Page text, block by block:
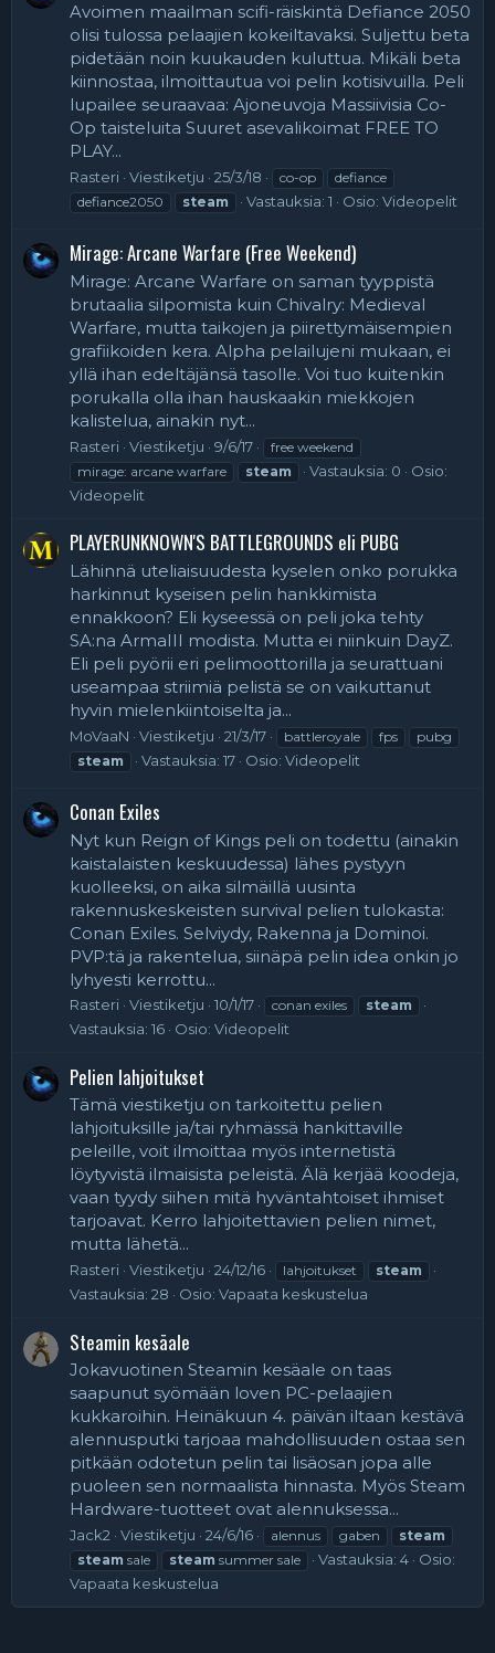
Avoimen maailman scifi-räiskintä Defiance 2050
olisi tulossa pelaajien kokeiltavaksi. Suljettu beta
pidetään noin kuukauden kuluttua. Mikäli beta
kiinnostaa, ilmoittautua voi pelin kotisivuilla. Peli
lupailee seuraavaa: Ajoneuvoja Massiivisia Co-
Op taisteluita Suuret asevalikoimat FREE TO
PLAY...
Rasteri Viestiketju 25/3/18 co-op
defiance
defiance2050
steam Vastauksia: 1 Osio: Videopelit
Mirage: Arcane Warfare (Free Weekend)
Mirage: Arcane Warfare on saman tyyppistä
brutaalia silpomista kuin Chivalry: Medieval
Warfare, mutta taikojen ja piirettymäisempien
grafiikoiden kera. Alpha pelailujeni mukaan, ei
yllä ihan edeltäjänsä tasolle. Voi tuo kuitenkin
porukalla olla ihan hauskaakin miekkojen
kalistelua, ainakin nyt...
Rasteri Viestiketju 9/6/17
free weekend
mirage: arcane warfare
steam Vastauksia: 0
Osio:
Videopelit
PLAYERUNKNOWN'S BATTLEGROUNDS eli PUBG
Lähinnä uteliaisuudesta kyselen onko porukka
harkinnut kyseisen pelin hankkimista
ennakkoon? Eli kyseessä on peli joka tehty
SA:na ArmaIII modista. Mutta ei niinkuin DayZ.
Eli peli pyörii eri pelimoottorilla ja seurattuani
useampaa striimiä pelistä se on vaikuttanut
hyvin mielenkiintoiselta ja...
MoVaaN Viestiketju 21/3/17 battleroyale fps
pubg
steam
Vastauksia: 17 Osio: Videopelit
Conan Exiles
Nyt kun Reign of Kings peli on todettu (ainakin
kaistalaisten keskuudessa) lähes pystyyn
kuolleeksi, on aika silmäillä uusinta
rakennuskeskeisten survival pelien tulokasta:
Conan Exiles. Selviydy, Rakenna ja Dominoi.
PVP:tä ja rakentelua, siinäpä pelin idea onkin jo
lyhyesti kerrottu...
Rasteri Viestiketju 10/1/17 conan exiles steam
Vastauksia: 16 Osio: Videopelit
Pelien lahjoitukset
Tämä viestiketju on tarkoitettu pelien
lahjoituksille ja/tai ryhmässä hankittaville
peleille, voit ilmoittaa myös internetistä
löytyvistä ilmaisista peleistä. Älä kerjää koodeja,
vaan tyydy siihen mitä hyväntahtoiset ihmiset
tarjoavat. Kerro lahjoitettavien pelien nimet,
mutta lähetä...
Rasteri Viestiketju 24/12/16 lahjoitukset steam
Vastauksia: 28 Osio: Vapaata keskustelua
Steamin kesäale
Jokavuotinen Steamin kesäale on taas
saapunut syömään loven PC-pelaajien
kukkaroihin. Heinäkuun 4. päivän iltaan kestävä
alennusputki tarjoaa mahdollisuuden ostaa sen
pitkään odotetun pelin tai lisäosan jopa alle
puoleen sen normaalista hinnasta. Myös Steam
Hardware-tuotteet ovat alennuksessa...
Jack2 Viestiketju 24/6/16 alennus gaben
steam
steam sale steam summer sale Vastauksia: 4
Osio:
Vapaata keskustelua